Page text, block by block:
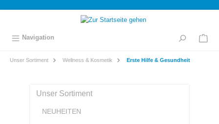
springen
Navigation
Unser Sortiment Wellness & Kosmetik Erste Hilfe & Gesundheit
Unser Sortiment
NEUHEITEN